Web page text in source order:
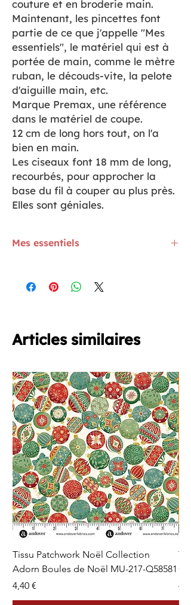
couture et en broderie main.
Maintenant, les pincettes font
partie de ce que j'appelle "Mes
essentiels", le matériel qui est à
portée de main, comme le mètre
ruban, le découds-vite, la pelote
d'aiguille main, etc.
Marque Premax, une référence
dans le matériel de coupe.
12 cm de long hors tout, on l'a
bien en main.
Les ciseaux font 18 mm de long,
recourbés, pour approcher la
base du fil à couper au plus près.
Elles sont géniales.
Mes essentiels
Mon mètre ruban
L'aiguille machine la plus utilisée
Articles similaires
Tissu Patchwork Noël Collection
Adorn Boules de Noël MU-217-Q58581
Prix
4,40 €
Prix